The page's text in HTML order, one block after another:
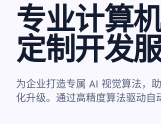
专业计算
定制开发
为企业打造专属 AI 视觉算法，
化升级。通过高精度算法驱动自